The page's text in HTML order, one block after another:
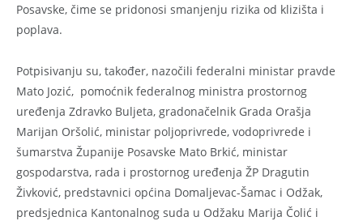
Posavske, čime se pridonosi smanjenju rizika od klizišta i
poplava.
Potpisivanju su, također, nazočili federalni ministar pravde
Mato Jozić, pomoćnik federalnog ministra prostornog
uređenja Zdravko Buljeta, gradonačelnik Grada Orašja
Marijan Oršolić, ministar poljoprivrede, vodoprivrede i
šumarstva Županije Posavske Mato Brkić, ministar
gospodarstva, rada i prostornog uređenja ŽP Dragutin
Živković, predstavnici općina Domaljevac-Šamac i Odžak,
predsjednica Kantonalnog suda u Odžaku Marija Čolić i